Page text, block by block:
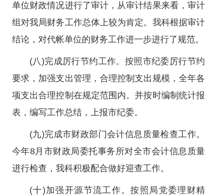
单位财政情况进行了审计，从审计结果来看，审计
组对我局财务工作总体上较为肯定。我科根据审计
结论，对代帐单位的财务工作进一步进行了规范。
(八)完成厉行节约工作。按照市纪委厉行节约
要求，加强支出管理，合理控制支出规模，全年各
项支出合理控制在规定范围内。并按时编制统计报
表，编写工作总结，上报市纪委。
(九)完成市财政部门会计信息质量检查工作。
今年8月市财政局委托事务所对全市会计信息质量
进行检查，我科积极配合做好迎查工作。
(十)加强开源节流工作。按照局党委理财精